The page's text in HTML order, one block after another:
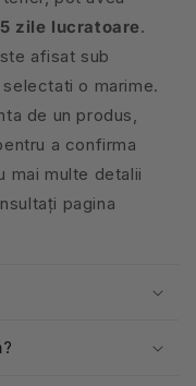
zile lucratoare.
afisat sub
o marime.
de un produs,
a confirma
mai multe detalii
pagina